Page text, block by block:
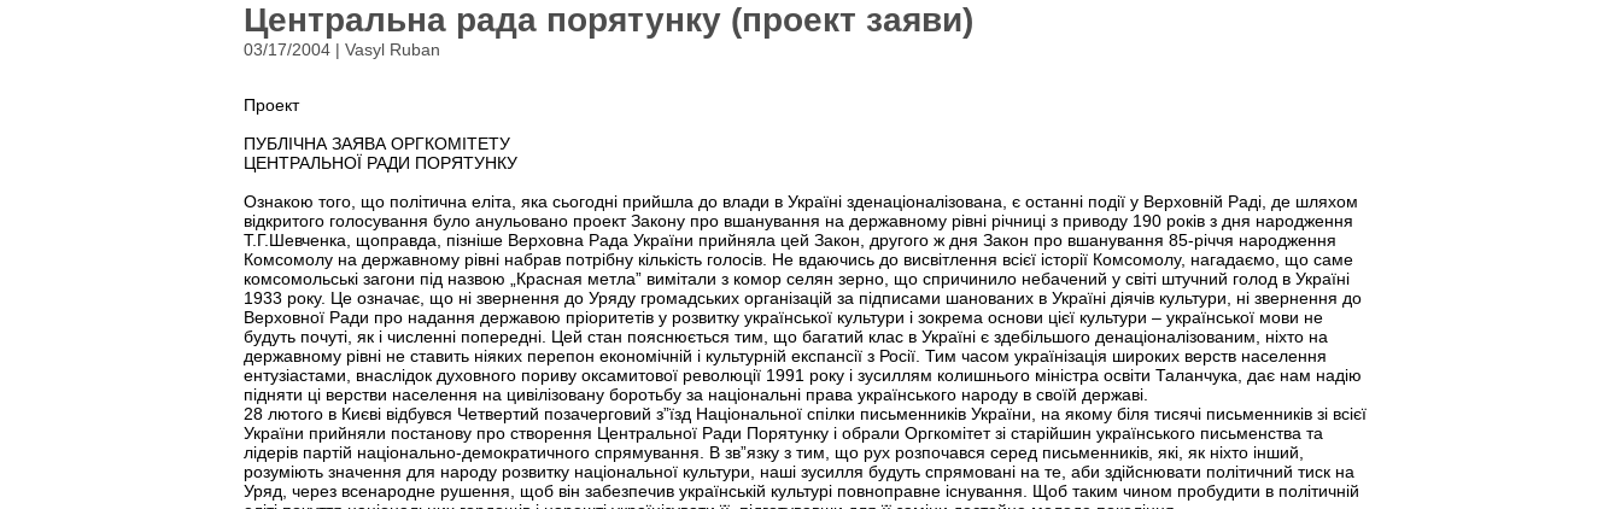
Центральна рада порятунку (проект заяви)
03/17/2004 | Vasyl Ruban
Проект
ПУБЛІЧНА ЗАЯВА ОРГКОМІТЕТУ
ЦЕНТРАЛЬНОЇ РАДИ ПОРЯТУНКУ
Ознакою того, що політична еліта, яка сьогодні прийшла до влади в Україні зденаціоналізована, є останні події у Верховній Раді, де шляхом
відкритого голосування було анульовано проект Закону про вшанування на державному рівні річниці з приводу 190 років з дня народження
Т.Г.Шевченка, щоправда, пізніше Верховна Рада України прийняла цей Закон, другого ж дня Закон про вшанування 85-річчя народження
Комсомолу на державному рівні набрав потрібну кількість голосів. Не вдаючись до висвітлення всієї історії Комсомолу, нагадаємо, що саме
комсомольські загони під назвою „Красная метла” вимітали з комор селян зерно, що спричинило небачений у світі штучний голод в Україні
1933 року. Це означає, що ні звернення до Уряду громадських організацій за підписами шанованих в Україні діячів культури, ні звернення до
Верховної Ради про надання державою пріоритетів у розвитку української культури і зокрема основи цієї культури – української мови не
будуть почуті, як і численні попередні. Цей стан пояснюється тим, що багатий клас в Україні є здебільшого денаціоналізованим, ніхто на
державному рівні не ставить ніяких перепон економічній і культурній експансії з Росії. Тим часом українізація широких верств населення
ентузіастами, внаслідок духовного пориву оксамитової революції 1991 року і зусиллям колишнього міністра освіти Таланчука, дає нам надію
підняти ці верстви населення на цивілізовану боротьбу за національні права українського народу в своїй державі.
28 лютого в Києві відбувся Четвертий позачерговий з”їзд Національної спілки письменників України, на якому біля тисячі письменників зі всієї
України прийняли постанову про створення Центральної Ради Порятунку і обрали Оргкомітет зі старійшин українського письменства та
лідерів партій національно-демократичного спрямування. В зв”язку з тим, що рух розпочався серед письменників, які, як ніхто інший,
розуміють значення для народу розвитку національної культури, наші зусилля будуть спрямовані на те, аби здійснювати політичний тиск на
Уряд, через всенародне рушення, щоб він забезпечив українській культурі повноправне існування. Щоб таким чином пробудити в політичній